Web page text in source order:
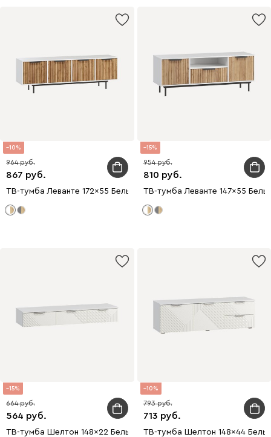
10
867
964
ТВ-тумба Леванте 172x55 Белый
15
810
954
ТВ-тумба Леванте 147x55
15
564
664
ТВ-тумба Шелтон 148x22 Белый
10
713
793
ТВ-тумба Шелтон 148x44